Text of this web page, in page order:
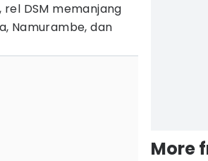
DSM memanjang
Namurambe, dan
More